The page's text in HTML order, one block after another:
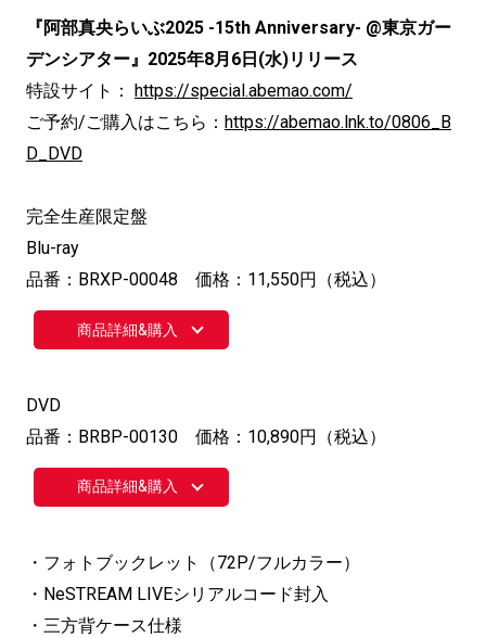
『阿部真央らいぶ2025 -15th Anniversary- @東京ガー
デンシアター』2025年8月6日(水)リリース
特設サイト：
https://special.abemao.com/
ご予約/ご購入はこちら： https://abemao.lnk.to/0806_B
D_DVD
完全生産限定盤
Blu-ray
品番：BRXP-00048 価格：11,550円（税込）
商品詳細&購入
DVD
品番：BRBP-00130 価格：10,890円（税込）
商品詳細&購入
・フォトブックレット（72P/フルカラー）
・NeSTREAM LIVEシリアルコード封入
・三方背ケース仕様